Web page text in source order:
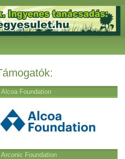
Alcoa Foundation
Arconic Foundation